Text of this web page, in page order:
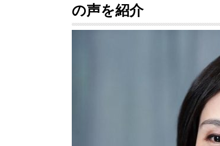
の声を紹介